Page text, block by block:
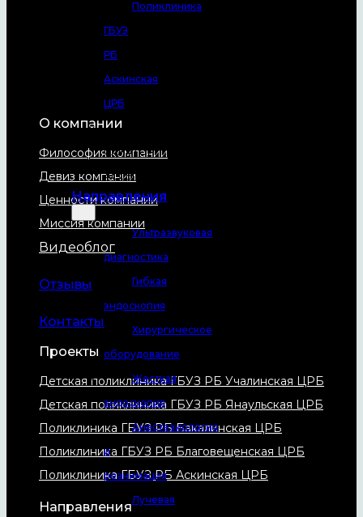
Поликлиника
ГБУЗ
РБ
Аскинская
ЦРБ
САНАТОРИЙ
АССЫ
Направления
Ультразвуковая
диагностика
Гибкая
эндоскопия
Хирургическое
оборудование
Жесткая
эндоскопия
Анестезиология
и
реанимация
Лучевая
О компании
Философия компании
Девиз компании
Ценности компании
Миссия компании
Видеоблог
Отзывы
Контакты
Проекты
Детская поликлиника ГБУЗ РБ Учалинская ЦРБ
Детская поликлиника ГБУЗ РБ Янаульская ЦРБ
Поликлиника ГБУЗ РБ Бакалинская ЦРБ
Поликлиника ГБУЗ РБ Благовещенская ЦРБ
Поликлиника ГБУЗ РБ Аскинская ЦРБ
Направления